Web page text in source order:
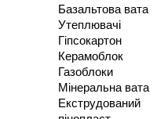
Базальтова вата
Утеплювачі
Гіпсокартон
Керамоблок
Газоблоки
Мінеральна вата
Екструдований